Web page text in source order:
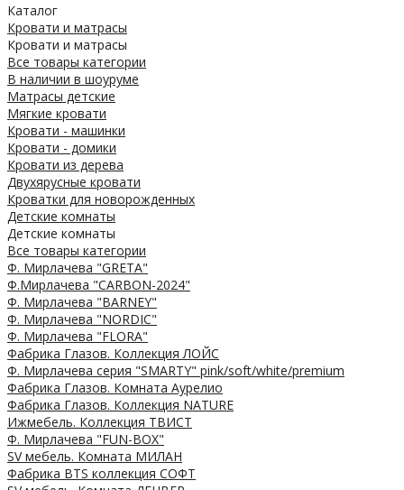
Каталог
Кровати и матрасы
Кровати и матрасы
Все товары категории
В наличии в шоуруме
Матрасы детские
Мягкие кровати
Кровати - машинки
Кровати - домики
Кровати из дерева
Двухярусные кровати
Кроватки для новорожденных
Детские комнаты
Детские комнаты
Все товары категории
Ф. Мирлачева "GRETA"
Ф.Мирлачева "CARBON-2024"
Ф. Мирлачева "BARNEY"
Ф. Мирлачева "NORDIC"
Ф. Мирлачева "FLORA"
Фабрика Глазов. Коллекция ЛОЙС
Ф. Мирлачева серия "SMARTY" pink/soft/white/premium
Фабрика Глазов. Комната Аурелио
Фабрика Глазов. Коллекция NATURE
Ижмебель. Коллекция ТВИСТ
Ф. Мирлачева "FUN-BOX"
SV мебель. Комната МИЛАН
Фабрика BTS коллекция СОФТ